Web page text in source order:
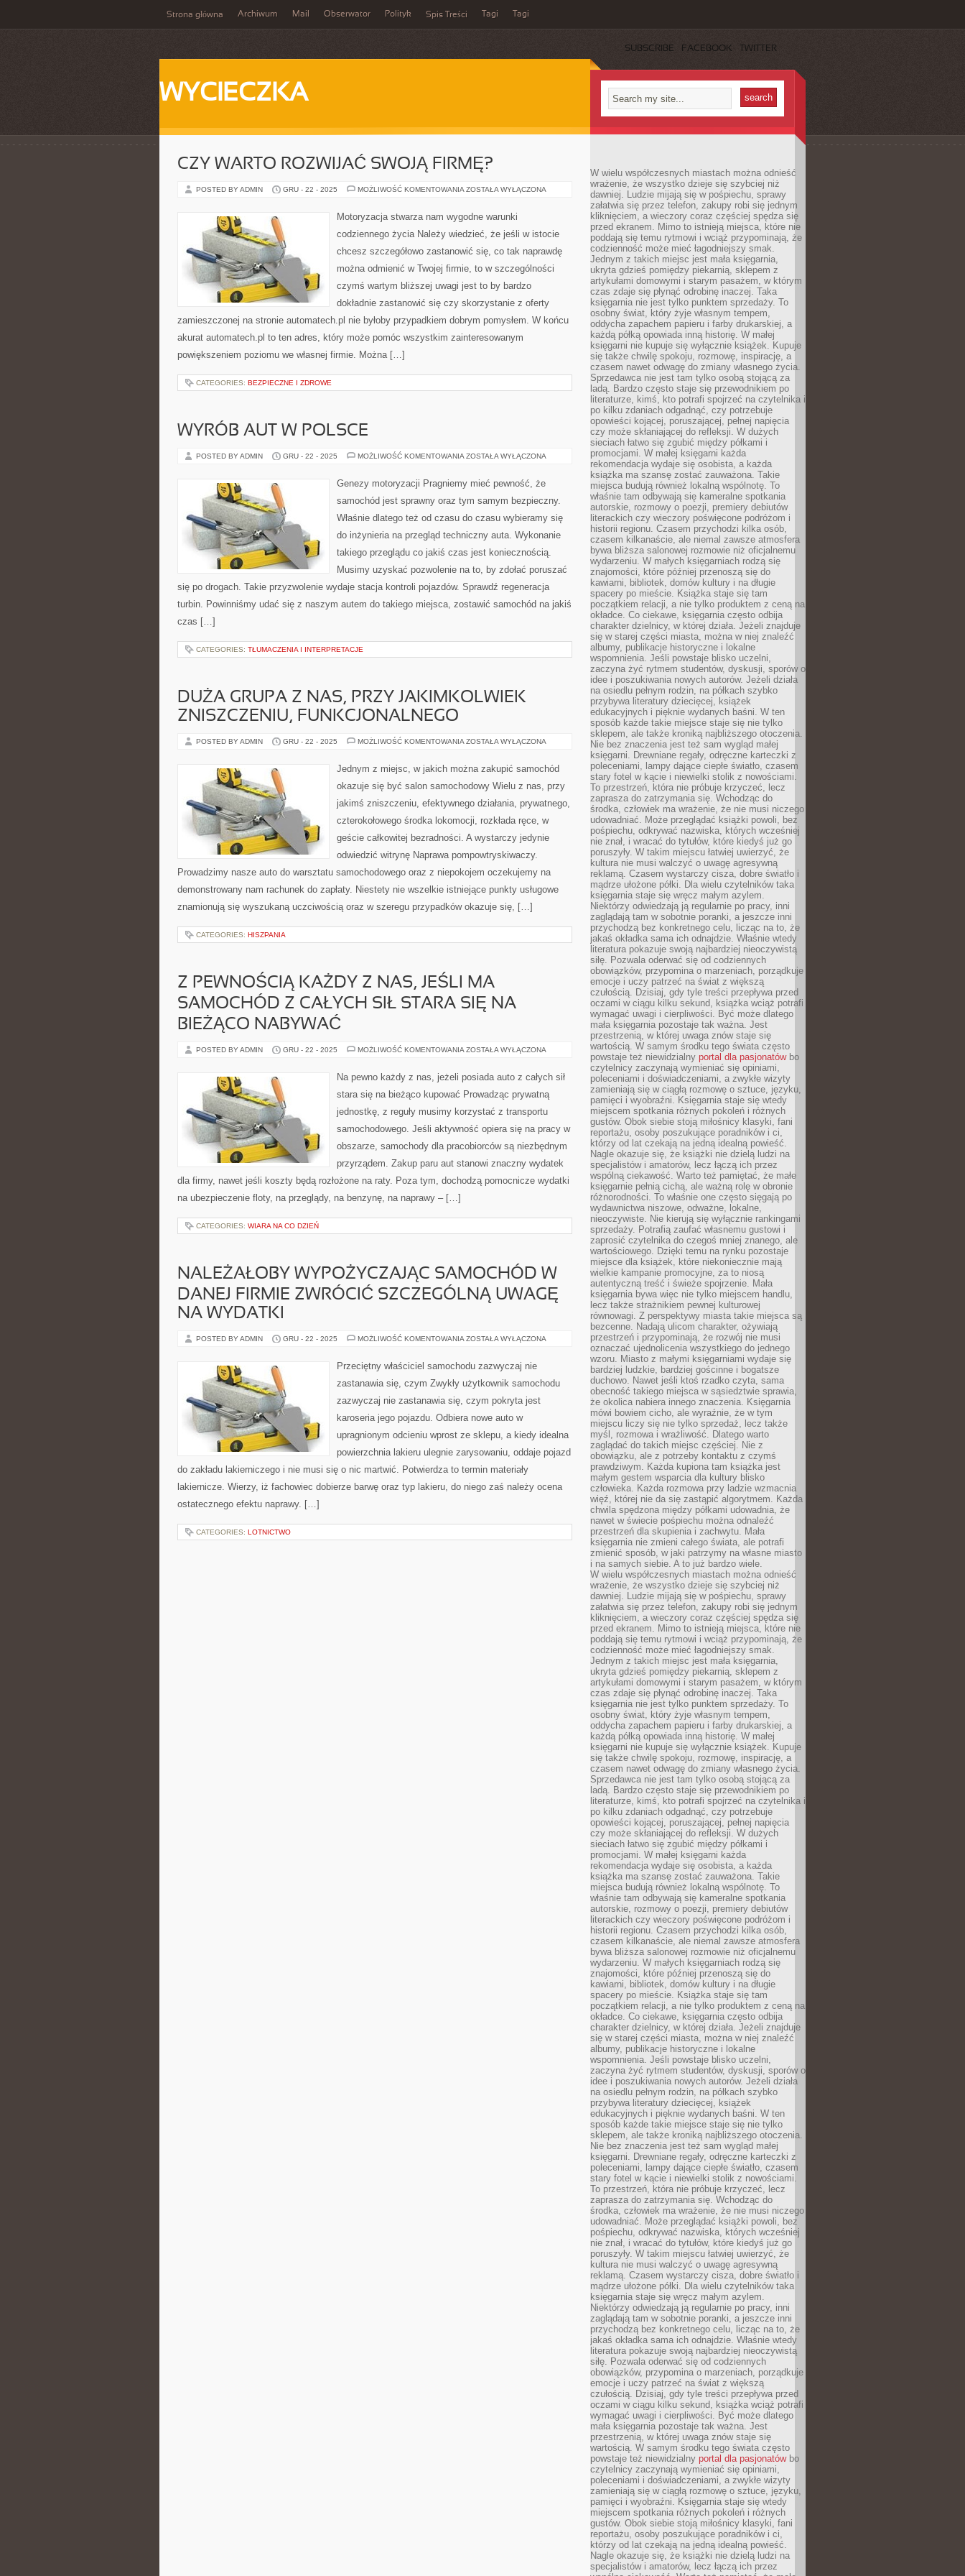
Strona główna Archiwum Mail Obserwator Polityk Spis Treści Tagi Tagi
SUBSCRIBE FACEBOOK TWITTER
WYCIECZKA
CZY WARTO ROZWIJAĆ SWOJĄ FIRMĘ?
POSTED BY ADMIN GRU - 22 - 2025 MOŻLIWOŚĆ KOMENTOWANIA CZY
SWOJĄ
FIRMĘ?
ZOSTAŁA WYŁĄCZONA
Motoryzacja stwarza nam wygodne warunki
codziennego życia Należy wiedzieć, że jeśli w istocie
chcesz szczegółowo zastanowić się, co tak naprawdę
można odmienić w Twojej firmie, to w szczególności
czymś wartym bliższej uwagi jest to by bardzo
dokładnie zastanowić się czy skorzystanie z oferty
zamieszczonej na stronie automatech.pl nie byłoby przypadkiem dobrym pomysłem. W końcu
akurat automatech.pl to ten adres, który może pomóc wszystkim zainteresowanym
powiększeniem poziomu we własnej firmie. Można […]
CATEGORIES: BEZPIECZNE I ZDROWE
WYRÓB AUT W POLSCE
POSTED BY ADMIN GRU - 22 - 2025 MOŻLIWOŚĆ KOMENTOWANIA WYRÓB
POLSCE
ZOSTAŁA WYŁĄCZONA
Genezy motoryzacji Pragniemy mieć pewność, że
samochód jest sprawny oraz tym samym bezpieczny.
Właśnie dlatego też od czasu do czasu wybieramy się
do inżynieria na przegląd techniczny auta. Wykonanie
takiego przeglądu co jakiś czas jest koniecznością.
Musimy uzyskać pozwolenie na to, by zdołać poruszać
się po drogach. Takie przyzwolenie wydaje stacja kontroli pojazdów. Sprawdź regeneracja
turbin. Powinniśmy udać się z naszym autem do takiego miejsca, zostawić samochód na jakiś
czas […]
CATEGORIES: TŁUMACZENIA I INTERPRETACJE
DUŻA GRUPA Z NAS, PRZY JAKIMKOLWIEK
ZNISZCZENIU, FUNKCJONALNEGO
POSTED BY ADMIN GRU - 22 - 2025 MOŻLIWOŚĆ KOMENTOWANIA DUŻA
NAS,
PRZY
ZNISZCZENIU,
ZOSTAŁA WYŁĄCZONA
Jednym z miejsc, w jakich można zakupić samochód
okazuje się być salon samochodowy Wielu z nas, przy
jakimś zniszczeniu, efektywnego działania, prywatnego,
czterokołowego środka lokomocji, rozkłada ręce, w
geście całkowitej bezradności. A wystarczy jedynie
odwiedzić witrynę Naprawa pompowtryskiwaczy.
Prowadzimy nasze auto do warsztatu samochodowego oraz z niepokojem oczekujemy na
demonstrowany nam rachunek do zapłaty. Niestety nie wszelkie istniejące punkty usługowe
znamionują się wyszukaną uczciwością oraz w szeregu przypadków okazuje się, […]
CATEGORIES: HISZPANIA
Z PEWNOŚCIĄ KAŻDY Z NAS, JEŚLI MA
SAMOCHÓD Z CAŁYCH SIŁ STARA SIĘ NA
BIEŻĄCO NABYWAĆ
POSTED BY ADMIN GRU - 22 - 2025 MOŻLIWOŚĆ KOMENTOWANIA Z
NAS,
MA
Z
SIŁ
STARA
SIĘ
NA
BIEŻĄCO
NABYWAĆ
ZOSTAŁA WYŁĄCZONA
Na pewno każdy z nas, jeżeli posiada auto z całych sił
stara się na bieżąco kupować Prowadząc prywatną
jednostkę, z reguły musimy korzystać z transportu
samochodowego. Jeśli aktywność opiera się na pracy w
obszarze, samochody dla pracobiorców są niezbędnym
przyrządem. Zakup paru aut stanowi znaczny wydatek
dla firmy, nawet jeśli koszty będą rozłożone na raty. Poza tym, dochodzą pomocnicze wydatki
na ubezpieczenie floty, na przeglądy, na benzynę, na naprawy – […]
CATEGORIES: WIARA NA CO DZIEŃ
NALEŻAŁOBY WYPOŻYCZAJĄC SAMOCHÓD W
DANEJ FIRMIE ZWRÓCIĆ SZCZEGÓLNĄ UWAGĘ
NA WYDATKI
POSTED BY ADMIN GRU - 22 - 2025 MOŻLIWOŚĆ KOMENTOWANIA NALEŻAŁOBY
W
DANEJ
ZWRÓCIĆ
UWAGĘ
WYDATKI
ZOSTAŁA WYŁĄCZONA
Przeciętny właściciel samochodu zazwyczaj nie
zastanawia się, czym Zwykły użytkownik samochodu
zazwyczaj nie zastanawia się, czym pokryta jest
karoseria jego pojazdu. Odbiera nowe auto w
upragnionym odcieniu wprost ze sklepu, a kiedy idealna
powierzchnia lakieru ulegnie zarysowaniu, oddaje pojazd
do zakładu lakierniczego i nie musi się o nic martwić. Potwierdza to termin materiały
lakiernicze. Wierzy, iż fachowiec dobierze barwę oraz typ lakieru, do niego zaś należy ocena
ostatecznego efektu naprawy. […]
CATEGORIES: LOTNICTWO
W wielu współczesnych miastach można odnieść
wrażenie, że wszystko dzieje się szybciej niż
dawniej. Ludzie mijają się w pośpiechu, sprawy
załatwia się przez telefon, zakupy robi się jednym
kliknięciem, a wieczory coraz częściej spędza się
przed ekranem. Mimo to istnieją miejsca, które nie
poddają się temu rytmowi i wciąż przypominają, że
codzienność może mieć łagodniejszy smak.
Jednym z takich miejsc jest mała księgarnia,
ukryta gdzieś pomiędzy piekarnią, sklepem z
artykułami domowymi i starym pasażem, w którym
czas zdaje się płynąć odrobinę inaczej. Taka
księgarnia nie jest tylko punktem sprzedaży. To
osobny świat, który żyje własnym tempem,
oddycha zapachem papieru i farby drukarskiej, a
każdą półką opowiada inną historię. W małej
księgarni nie kupuje się wyłącznie książek. Kupuje
się także chwilę spokoju, rozmowę, inspirację, a
czasem nawet odwagę do zmiany własnego życia.
Sprzedawca nie jest tam tylko osobą stojącą za
ladą. Bardzo często staje się przewodnikiem po
literaturze, kimś, kto potrafi spojrzeć na czytelnika i
po kilku zdaniach odgadnąć, czy potrzebuje
opowieści kojącej, poruszającej, pełnej napięcia
czy może skłaniającej do refleksji. W dużych
sieciach łatwo się zgubić między półkami i
promocjami. W małej księgarni każda
rekomendacja wydaje się osobista, a każda
książka ma szansę zostać zauważona. Takie
miejsca budują również lokalną wspólnotę. To
właśnie tam odbywają się kameralne spotkania
autorskie, rozmowy o poezji, premiery debiutów
literackich czy wieczory poświęcone podróżom i
historii regionu. Czasem przychodzi kilka osób,
czasem kilkanaście, ale niemal zawsze atmosfera
bywa bliższa salonowej rozmowie niż oficjalnemu
wydarzeniu. W małych księgarniach rodzą się
znajomości, które później przenoszą się do
kawiarni, bibliotek, domów kultury i na długie
spacery po mieście. Książka staje się tam
początkiem relacji, a nie tylko produktem z ceną na
okładce. Co ciekawe, księgarnia często odbija
charakter dzielnicy, w której działa. Jeżeli znajduje
się w starej części miasta, można w niej znaleźć
albumy, publikacje historyczne i lokalne
wspomnienia. Jeśli powstaje blisko uczelni,
zaczyna żyć rytmem studentów, dyskusji, sporów o
idee i poszukiwania nowych autorów. Jeżeli działa
na osiedlu pełnym rodzin, na półkach szybko
przybywa literatury dziecięcej, książek
edukacyjnych i pięknie wydanych baśni. W ten
sposób każde takie miejsce staje się nie tylko
sklepem, ale także kroniką najbliższego otoczenia.
Nie bez znaczenia jest też sam wygląd małej
księgarni. Drewniane regały, odręczne karteczki z
poleceniami, lampy dające ciepłe światło, czasem
stary fotel w kącie i niewielki stolik z nowościami.
To przestrzeń, która nie próbuje krzyczeć, lecz
zaprasza do zatrzymania się. Wchodząc do
środka, człowiek ma wrażenie, że nie musi niczego
udowadniać. Może przeglądać książki powoli, bez
pośpiechu, odkrywać nazwiska, których wcześniej
nie znał, i wracać do tytułów, które kiedyś już go
poruszyły. W takim miejscu łatwiej uwierzyć, że
kultura nie musi walczyć o uwagę agresywną
reklamą. Czasem wystarczy cisza, dobre światło i
mądrze ułożone półki. Dla wielu czytelników taka
księgarnia staje się wręcz małym azylem.
Niektórzy odwiedzają ją regularnie po pracy, inni
zaglądają tam w sobotnie poranki, a jeszcze inni
przychodzą bez konkretnego celu, licząc na to, że
jakaś okładka sama ich odnajdzie. Właśnie wtedy
literatura pokazuje swoją najbardziej nieoczywistą
siłę. Pozwala oderwać się od codziennych
obowiązków, przypomina o marzeniach, porządkuje
emocje i uczy patrzeć na świat z większą
czułością. Dzisiaj, gdy tyle treści przepływa przed
oczami w ciągu kilku sekund, książka wciąż potrafi
wymagać uwagi i cierpliwości. Być może dlatego
mała księgarnia pozostaje tak ważna. Jest
przestrzenią, w której uwaga znów staje się
wartością. W samym środku tego świata często
powstaje też niewidzialny portal dla pasjonatówbo
czytelnicy zaczynają wymieniać się opiniami,
poleceniami i doświadczeniami, a zwykłe wizyty
zamieniają się w ciągłą rozmowę o sztuce, języku,
pamięci i wyobraźni. Księgarnia staje się wtedy
miejscem spotkania różnych pokoleń i różnych
gustów. Obok siebie stoją miłośnicy klasyki, fani
reportażu, osoby poszukujące poradników i ci,
którzy od lat czekają na jedną idealną powieść.
Nagle okazuje się, że książki nie dzielą ludzi na
specjalistów i amatorów, lecz łączą ich przez
wspólną ciekawość. Warto też pamiętać, że małe
księgarnie pełnią cichą, ale ważną rolę w obronie
różnorodności. To właśnie one często sięgają po
wydawnictwa niszowe, odważne, lokalne,
nieoczywiste. Nie kierują się wyłącznie rankingami
sprzedaży. Potrafią zaufać własnemu gustowi i
zaprosić czytelnika do czegoś mniej znanego, ale
wartościowego. Dzięki temu na rynku pozostaje
miejsce dla książek, które niekoniecznie mają
wielkie kampanie promocyjne, za to niosą
autentyczną treść i świeże spojrzenie. Mała
księgarnia bywa więc nie tylko miejscem handlu,
lecz także strażnikiem pewnej kulturowej
równowagi. Z perspektywy miasta takie miejsca są
bezcenne. Nadają ulicom charakter, ożywiają
przestrzeń i przypominają, że rozwój nie musi
oznaczać ujednolicenia wszystkiego do jednego
wzoru. Miasto z małymi księgarniami wydaje się
bardziej ludzkie, bardziej gościnne i bogatsze
duchowo. Nawet jeśli ktoś rzadko czyta, sama
obecność takiego miejsca w sąsiedztwie sprawia,
że okolica nabiera innego znaczenia. Księgarnia
mówi bowiem cicho, ale wyraźnie, że w tym
miejscu liczy się nie tylko sprzedaż, lecz także
myśl, rozmowa i wrażliwość. Dlatego warto
zaglądać do takich miejsc częściej. Nie z
obowiązku, ale z potrzeby kontaktu z czymś
prawdziwym. Każda kupiona tam książka jest
małym gestem wsparcia dla kultury blisko
człowieka. Każda rozmowa przy ladzie wzmacnia
więź, której nie da się zastąpić algorytmem. Każda
chwila spędzona między półkami udowadnia, że
nawet w świecie pośpiechu można odnaleźć
przestrzeń dla skupienia i zachwytu. Mała
księgarnia nie zmieni całego świata, ale potrafi
zmienić sposób, w jaki patrzymy na własne miasto
i na samych siebie. A to już bardzo wiele.
W wielu współczesnych miastach można odnieść
wrażenie, że wszystko dzieje się szybciej niż
dawniej. Ludzie mijają się w pośpiechu, sprawy
załatwia się przez telefon, zakupy robi się jednym
kliknięciem, a wieczory coraz częściej spędza się
przed ekranem. Mimo to istnieją miejsca, które nie
poddają się temu rytmowi i wciąż przypominają, że
codzienność może mieć łagodniejszy smak.
Jednym z takich miejsc jest mała księgarnia,
ukryta gdzieś pomiędzy piekarnią, sklepem z
artykułami domowymi i starym pasażem, w którym
czas zdaje się płynąć odrobinę inaczej. Taka
księgarnia nie jest tylko punktem sprzedaży. To
osobny świat, który żyje własnym tempem,
oddycha zapachem papieru i farby drukarskiej, a
każdą półką opowiada inną historię. W małej
księgarni nie kupuje się wyłącznie książek. Kupuje
się także chwilę spokoju, rozmowę, inspirację, a
czasem nawet odwagę do zmiany własnego życia.
Sprzedawca nie jest tam tylko osobą stojącą za
ladą. Bardzo często staje się przewodnikiem po
literaturze, kimś, kto potrafi spojrzeć na czytelnika i
po kilku zdaniach odgadnąć, czy potrzebuje
opowieści kojącej, poruszającej, pełnej napięcia
czy może skłaniającej do refleksji. W dużych
sieciach łatwo się zgubić między półkami i
promocjami. W małej księgarni każda
rekomendacja wydaje się osobista, a każda
książka ma szansę zostać zauważona. Takie
miejsca budują również lokalną wspólnotę. To
właśnie tam odbywają się kameralne spotkania
autorskie, rozmowy o poezji, premiery debiutów
literackich czy wieczory poświęcone podróżom i
historii regionu. Czasem przychodzi kilka osób,
czasem kilkanaście, ale niemal zawsze atmosfera
bywa bliższa salonowej rozmowie niż oficjalnemu
wydarzeniu. W małych księgarniach rodzą się
znajomości, które później przenoszą się do
kawiarni, bibliotek, domów kultury i na długie
spacery po mieście. Książka staje się tam
początkiem relacji, a nie tylko produktem z ceną na
okładce. Co ciekawe, księgarnia często odbija
charakter dzielnicy, w której działa. Jeżeli znajduje
się w starej części miasta, można w niej znaleźć
albumy, publikacje historyczne i lokalne
wspomnienia. Jeśli powstaje blisko uczelni,
zaczyna żyć rytmem studentów, dyskusji, sporów o
idee i poszukiwania nowych autorów. Jeżeli działa
na osiedlu pełnym rodzin, na półkach szybko
przybywa literatury dziecięcej, książek
edukacyjnych i pięknie wydanych baśni. W ten
sposób każde takie miejsce staje się nie tylko
sklepem, ale także kroniką najbliższego otoczenia.
Nie bez znaczenia jest też sam wygląd małej
księgarni. Drewniane regały, odręczne karteczki z
poleceniami, lampy dające ciepłe światło, czasem
stary fotel w kącie i niewielki stolik z nowościami.
To przestrzeń, która nie próbuje krzyczeć, lecz
zaprasza do zatrzymania się. Wchodząc do
środka, człowiek ma wrażenie, że nie musi niczego
udowadniać. Może przeglądać książki powoli, bez
pośpiechu, odkrywać nazwiska, których wcześniej
nie znał, i wracać do tytułów, które kiedyś już go
poruszyły. W takim miejscu łatwiej uwierzyć, że
kultura nie musi walczyć o uwagę agresywną
reklamą. Czasem wystarczy cisza, dobre światło i
mądrze ułożone półki. Dla wielu czytelników taka
księgarnia staje się wręcz małym azylem.
Niektórzy odwiedzają ją regularnie po pracy, inni
zaglądają tam w sobotnie poranki, a jeszcze inni
przychodzą bez konkretnego celu, licząc na to, że
jakaś okładka sama ich odnajdzie. Właśnie wtedy
literatura pokazuje swoją najbardziej nieoczywistą
siłę. Pozwala oderwać się od codziennych
obowiązków, przypomina o marzeniach, porządkuje
emocje i uczy patrzeć na świat z większą
czułością. Dzisiaj, gdy tyle treści przepływa przed
oczami w ciągu kilku sekund, książka wciąż potrafi
wymagać uwagi i cierpliwości. Być może dlatego
mała księgarnia pozostaje tak ważna. Jest
przestrzenią, w której uwaga znów staje się
wartością. W samym środku tego świata często
powstaje też niewidzialny portal dla pasjonatówbo
czytelnicy zaczynają wymieniać się opiniami,
poleceniami i doświadczeniami, a zwykłe wizyty
zamieniają się w ciągłą rozmowę o sztuce, języku,
pamięci i wyobraźni. Księgarnia staje się wtedy
miejscem spotkania różnych pokoleń i różnych
gustów. Obok siebie stoją miłośnicy klasyki, fani
reportażu, osoby poszukujące poradników i ci,
którzy od lat czekają na jedną idealną powieść.
Nagle okazuje się, że książki nie dzielą ludzi na
specjalistów i amatorów, lecz łączą ich przez